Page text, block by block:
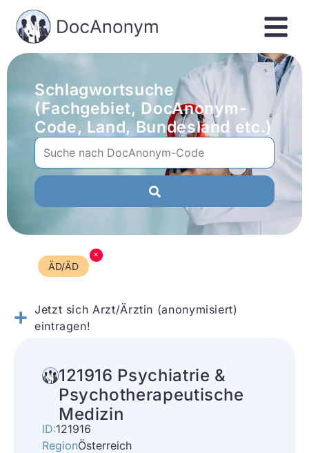
Schlagwortsuche
(Fachgebiet, DocAnonym-
Code, Land, Bundesland etc.)
ÄD/ÄD
×
Jetzt sich Arzt/Ärztin (anonymisiert)
eintragen!
121916 Psychiatrie &
Psychotherapeutische
Medizin
ID:121916
RegionÖsterreich